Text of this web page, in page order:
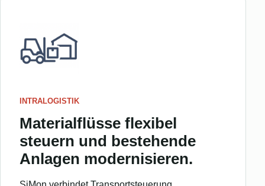
INTRALOGISTIK
Materialflüsse flexibel
steuern und bestehende
Anlagen modernisieren.